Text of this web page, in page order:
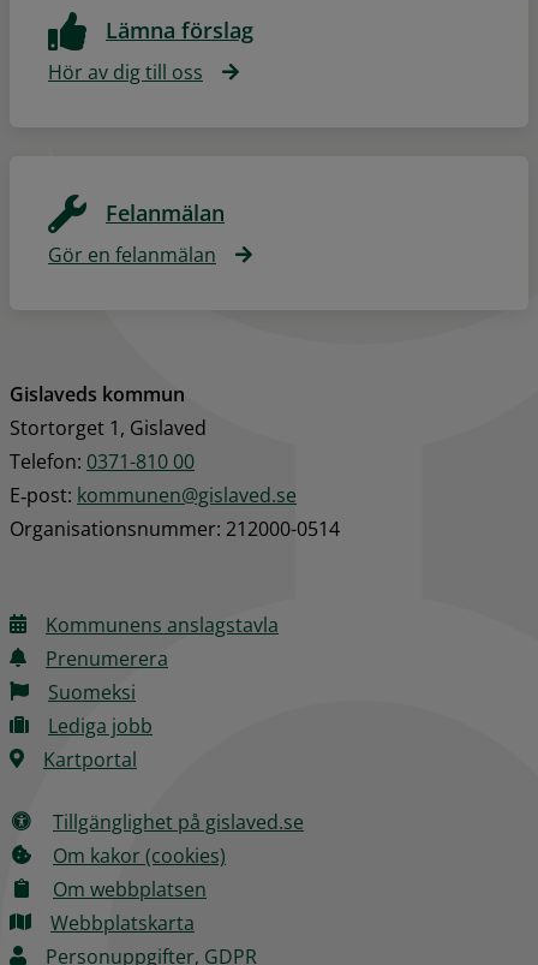
Lämna förslag
Hör av dig till oss
Felanmälan
Gör en felanmälan
Gislaveds kommun
Stortorget 1, Gislaved
Telefon: 0371-810 00
E‑post: kommunen@gislaved.se
Organisationsnummer: 212000-0514
Kommunens anslagstavla
Prenumerera
Suomeksi
Lediga jobb
Kartportal
Tillgänglighet på gislaved.se
Om kakor (cookies)
Om webbplatsen
Webbplatskarta
Personuppgifter, GDPR